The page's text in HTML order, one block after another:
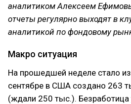
аналитиком Алексеем
отчеты регулярно выходят в
аналитикой по фондовому
Макро ситуация
На прошедшей неделе стало
сентябре в США создано 263
(ждали 250 тыс.). Безработица